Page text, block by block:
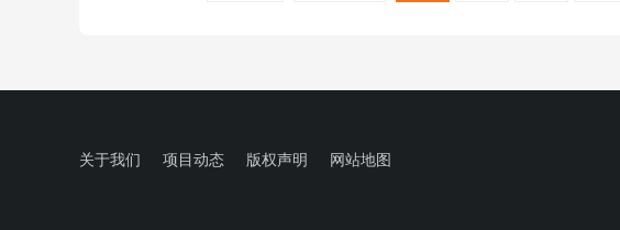
关于我们 项目动态 版权声明 网站地图